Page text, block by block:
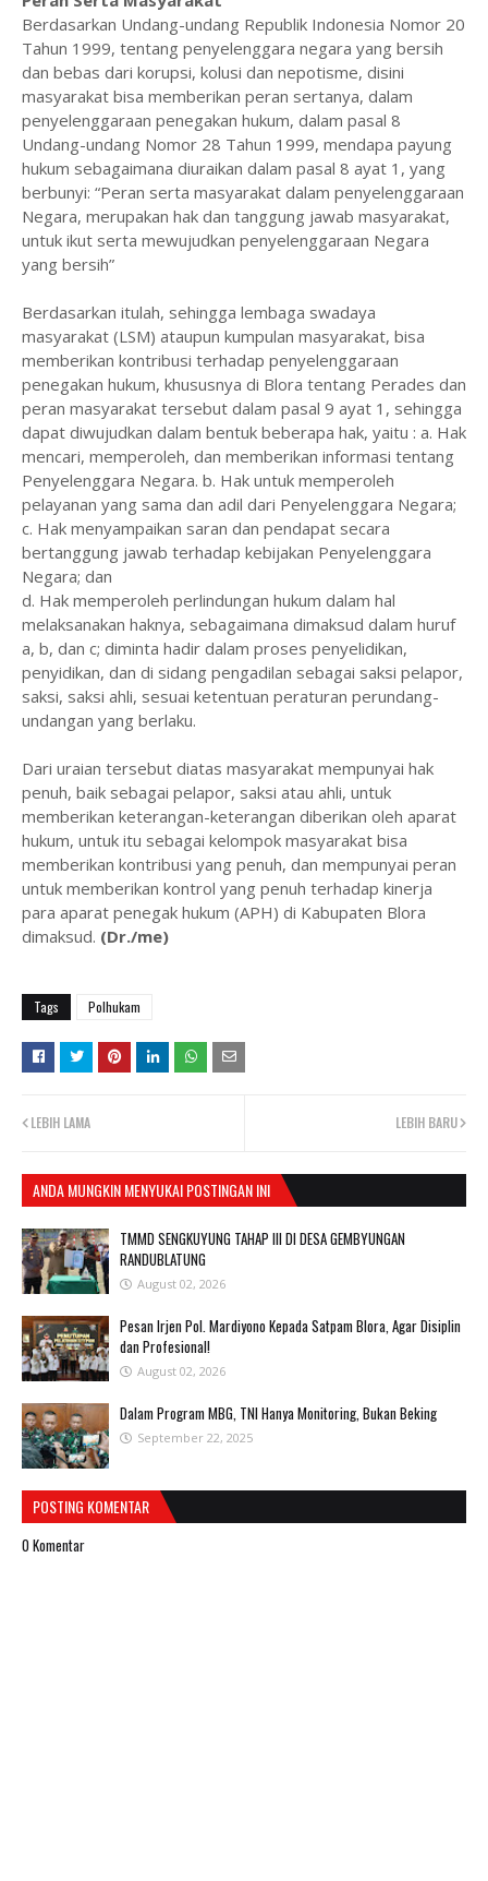
Berdasarkan Undang-undang Republik Indonesia Nomor 20
Tahun 1999, tentang penyelenggara negara yang bersih
dan bebas dari korupsi, kolusi dan nepotisme, disini
masyarakat bisa memberikan peran sertanya, dalam
penyelenggaraan penegakan hukum, dalam pasal 8
Undang-undang Nomor 28 Tahun 1999, mendapa payung
hukum sebagaimana diuraikan dalam pasal 8 ayat 1, yang
berbunyi: “Peran serta masyarakat dalam penyelenggaraan
Negara, merupakan hak dan tanggung jawab masyarakat,
untuk ikut serta mewujudkan penyelenggaraan Negara
yang bersih”
Berdasarkan itulah, sehingga lembaga swadaya
masyarakat (LSM) ataupun kumpulan masyarakat, bisa
memberikan kontribusi terhadap penyelenggaraan
penegakan hukum, khususnya di Blora tentang Perades dan
peran masyarakat tersebut dalam pasal 9 ayat 1, sehingga
dapat diwujudkan dalam bentuk beberapa hak, yaitu : a. Hak
mencari, memperoleh, dan memberikan informasi tentang
Penyelenggara Negara. b. Hak untuk memperoleh
pelayanan yang sama dan adil dari Penyelenggara Negara;
c. Hak menyampaikan saran dan pendapat secara
bertanggung jawab terhadap kebijakan Penyelenggara
Negara; dan
d. Hak memperoleh perlindungan hukum dalam hal
melaksanakan haknya, sebagaimana dimaksud dalam huruf
a, b, dan c; diminta hadir dalam proses penyelidikan,
penyidikan, dan di sidang pengadilan sebagai saksi pelapor,
saksi, saksi ahli, sesuai ketentuan peraturan perundang-
undangan yang berlaku.
Dari uraian tersebut diatas masyarakat mempunyai hak
penuh, baik sebagai pelapor, saksi atau ahli, untuk
memberikan keterangan-keterangan diberikan oleh aparat
hukum, untuk itu sebagai kelompok masyarakat bisa
memberikan kontribusi yang penuh, dan mempunyai peran
untuk memberikan kontrol yang penuh terhadap kinerja
para aparat penegak hukum (APH) di Kabupaten Blora
dimaksud. (Dr./me)
Tags Polhukam
LEBIH BARU
LEBIH LAMA
ANDA MUNGKIN MENYUKAI POSTINGAN INI
TMMD SENGKUYUNG TAHAP III DI DESA GEMBYUNGAN
RANDUBLATUNG
August 02, 2026
Pesan Irjen Pol. Mardiyono Kepada Satpam Blora, Agar Disiplin
dan Profesional!
August 02, 2026
Dalam Program MBG, TNI Hanya Monitoring, Bukan Beking
September 22, 2025
POSTING KOMENTAR
0 Komentar